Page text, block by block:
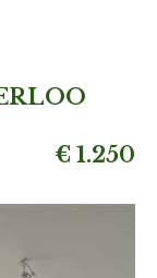
€ 1.250